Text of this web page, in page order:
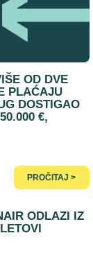
OD DVE
PLAĆAJU
DOSTIGAO
€,
PROČITAJ >
ODLAZI IZ